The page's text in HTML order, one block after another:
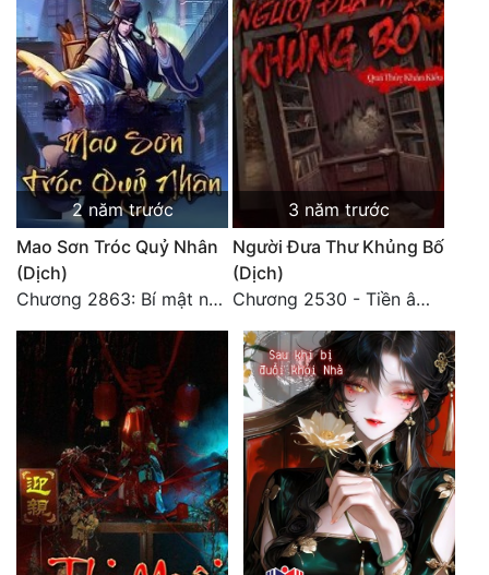
2 năm trước
Mao Sơn Tróc Quỷ Nhân
(Dịch)
Chương 2863: Bí mật nhất 2
3 năm trước
Người Đưa Thư Khủng Bố
(Dịch)
Chương 2530 - Tiền âm phủ (2)